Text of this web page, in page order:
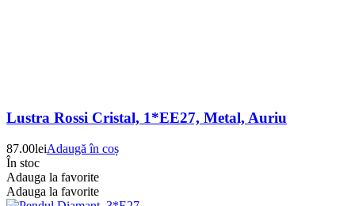
Lustra Rossi Cristal, 1*EE27, Metal, Auriu
87.00leiAdaugă în coș
În stoc
Adauga la favorite
Adauga la favorite